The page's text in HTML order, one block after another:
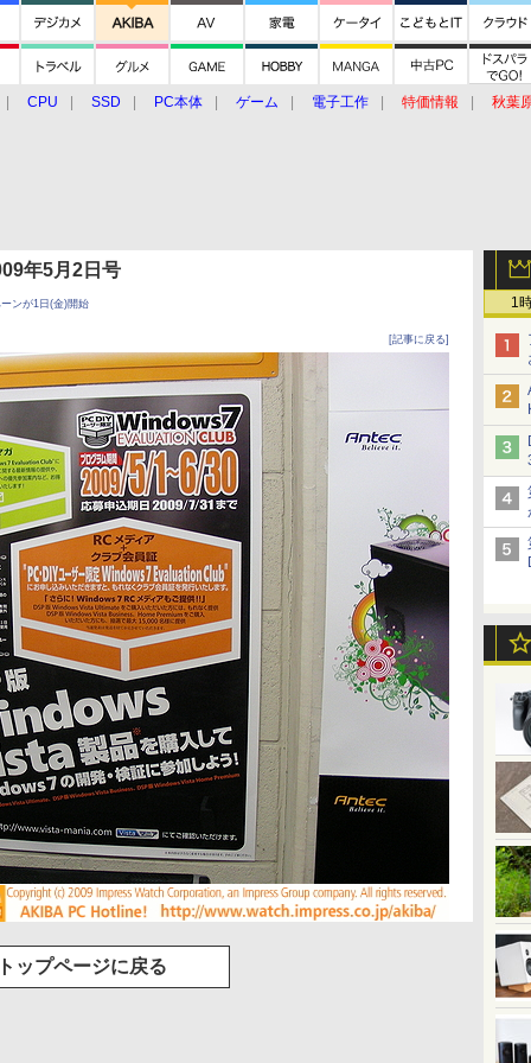
CPU SSD PC本体 ゲーム 電子工作 特価情報
秋葉
1
年5月2日号
ンが1日(金)開始
[記事に戻る]
ップページに戻る